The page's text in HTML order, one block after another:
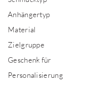
Anhängertyp
Material
Zielgruppe
Geschenk für
Personalisierung